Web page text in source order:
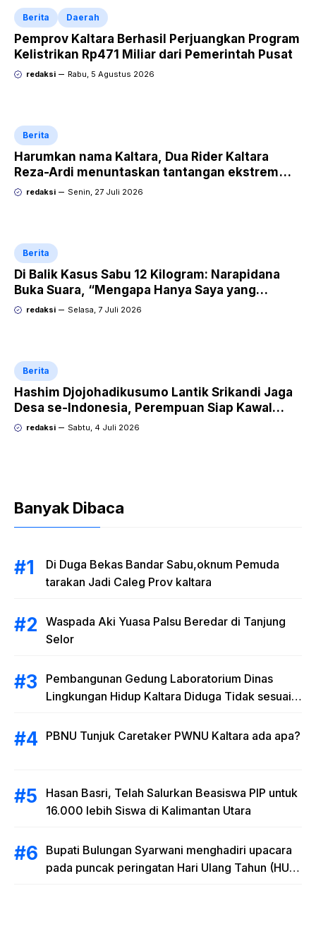
Berita Daerah
Pemprov Kaltara Berhasil Perjuangkan Program
Kelistrikan Rp471 Miliar dari Pemerintah Pusat
redaksi Rabu, 5 Agustus 2026
Berita
Harumkan nama Kaltara, Dua Rider Kaltara
Reza-Ardi menuntaskan tantangan ekstrem
Audax Malang 300 KM
redaksi Senin, 27 Juli 2026
Berita
Di Balik Kasus Sabu 12 Kilogram: Narapidana
Buka Suara, “Mengapa Hanya Saya yang
Dipecat dan Dipidana?
redaksi Selasa, 7 Juli 2026
Berita
Hashim Djojohadikusumo Lantik Srikandi Jaga
Desa se-Indonesia, Perempuan Siap Kawal
Program Strategis Prabowo
redaksi Sabtu, 4 Juli 2026
Banyak Dibaca
Di Duga Bekas Bandar Sabu,oknum Pemuda
tarakan Jadi Caleg Prov kaltara
Waspada Aki Yuasa Palsu Beredar di Tanjung
Selor
Pembangunan Gedung Laboratorium Dinas
Lingkungan Hidup Kaltara Diduga Tidak sesuai
PBNU Tunjuk Caretaker PWNU Kaltara ada apa?
Hasan Basri, Telah Salurkan Beasiswa PIP untuk
16.000 lebih Siswa di Kalimantan Utara
Bupati Bulungan Syarwani menghadiri upacara
pada puncak peringatan Hari Ulang Tahun (HUT)